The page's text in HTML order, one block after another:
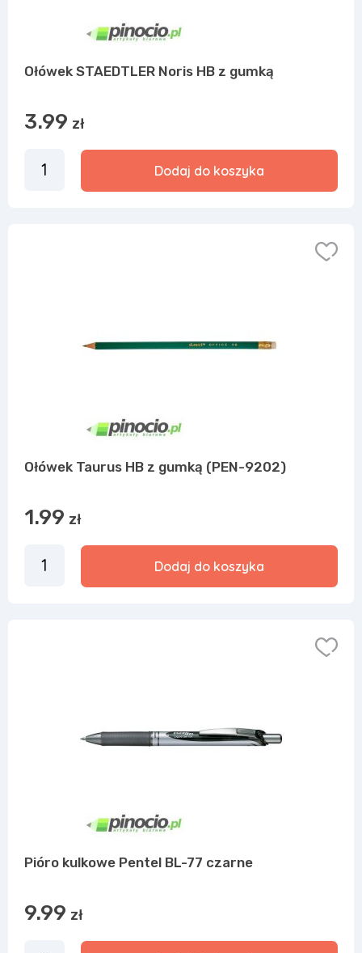
Ołówek STAEDTLER Noris HB z gumką
3.99 zł
Dodaj do koszyka
Ołówek Taurus HB z gumką (PEN-9202)
1.99 zł
Dodaj do koszyka
Pióro kulkowe Pentel BL-77 czarne
9.99 zł